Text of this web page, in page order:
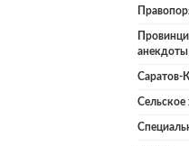
анекдоты
Саратов-
Сельское